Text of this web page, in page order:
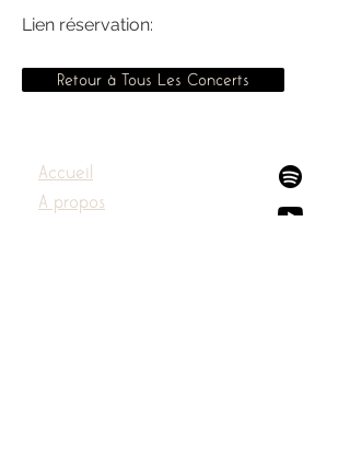
Lien réservation:
Retour à Tous Les Concerts
Accueil
A propos